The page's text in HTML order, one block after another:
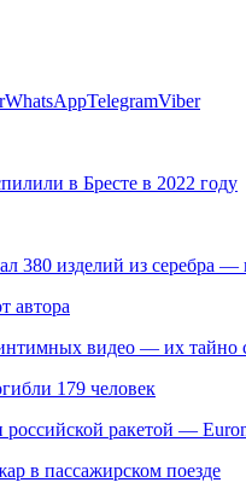
WhatsAppTelegramViber
в Бресте в 2022 году
380 изделий из серебра —
автора
видео — их
179 человек
ракетой —
в пассажирском поезде